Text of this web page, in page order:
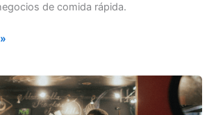
de comida rápida.